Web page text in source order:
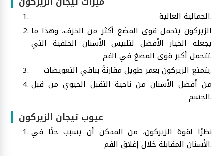
الجمالية العالية.
الزيركون يتحمل قوى المضغ أكثر من الخزف، وهذا ما
يجعله الخيار الأفضل لتلبيس الأسنان الخلفية التي
تتحمل أكبر قوى المضغ في الفم.
يتمتع الزيركون بعمر طويل مقارنةً بباقي التعويضات.
من أفضل الأسنان من ناحية التقبل الحيوي من قبل
الجسم.
عيوب تيجان الزيركون
نظرًا لقوة الزيركون، من الممكن أن يسبب حتًا في
الأسنان المقابلة خلال إغلاق الفم.